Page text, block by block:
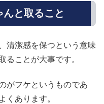
と取ること
清潔感を保つという意味
ることが大事です。
がフケというものであ
くあります。